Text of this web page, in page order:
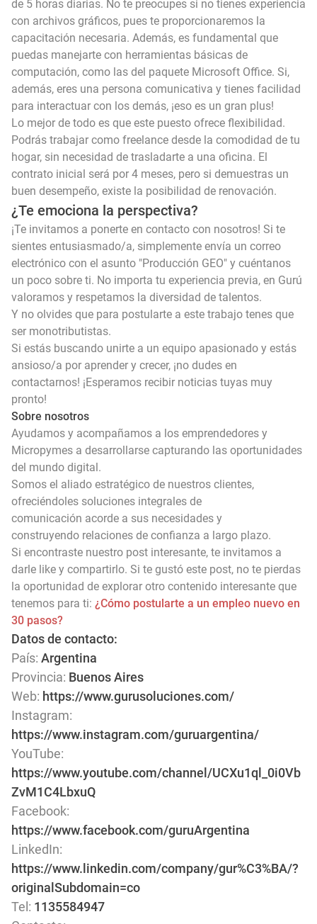
de 5 horas diarias. No te preocupes si no tienes experiencia
con archivos gráficos, pues te proporcionaremos la
capacitación necesaria. Además, es fundamental que
puedas manejarte con herramientas básicas de
computación, como las del paquete Microsoft Office. Si,
además, eres una persona comunicativa y tienes facilidad
para interactuar con los demás, ¡eso es un gran plus!
Lo mejor de todo es que este puesto ofrece flexibilidad.
Podrás trabajar como freelance desde la comodidad de tu
hogar, sin necesidad de trasladarte a una oficina. El
contrato inicial será por 4 meses, pero si demuestras un
buen desempeño, existe la posibilidad de renovación.
¿Te emociona la perspectiva?
¡Te invitamos a ponerte en contacto con nosotros! Si te
sientes entusiasmado/a, simplemente envía un correo
electrónico con el asunto "Producción GEO" y cuéntanos
un poco sobre ti. No importa tu experiencia previa, en Gurú
valoramos y respetamos la diversidad de talentos.
Y no olvides que para postularte a este trabajo tenes que
ser monotributistas.
Si estás buscando unirte a un equipo apasionado y estás
ansioso/a por aprender y crecer, ¡no dudes en
contactarnos! ¡Esperamos recibir noticias tuyas muy
pronto!
Sobre nosotros
Ayudamos y acompañamos a los emprendedores y
Micropymes a desarrollarse capturando las oportunidades
del mundo digital.
Somos el aliado estratégico de nuestros clientes,
ofreciéndoles soluciones integrales de
comunicación acorde a sus necesidades y
construyendo relaciones de confianza a largo plazo.
Si encontraste nuestro post interesante, te invitamos a
darle like y compartirlo. Si te gustó este post, no te pierdas
la oportunidad de explorar otro contenido interesante que
tenemos para ti: ¿Cómo postularte a un empleo nuevo en
30 pasos?
Datos de contacto:
País: Argentina
Provincia: Buenos Aires
Web: https://www.gurusoluciones.com/
Instagram:
https://www.instagram.com/guruargentina/
YouTube:
https://www.youtube.com/channel/UCXu1ql_0i0Vb
ZvM1C4LbxuQ
Facebook:
https://www.facebook.com/guruArgentina
LinkedIn:
https://www.linkedin.com/company/gur%C3%BA/?
originalSubdomain=co
Tel: 1135584947